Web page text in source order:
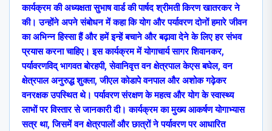
कार्यक्रम की अध्यक्षता सुभाष वार्ड की पार्षद श्रीमती किरण खातरकर ने
की। उन्होंने अपने संबोधन में कहा कि योग और पर्यावरण दोनों हमारे जीवन
का अभिन्न हिस्सा हैं और हमें इन्हें बचाने और बढ़ावा देने के लिए हर संभव
प्रयास करना चाहिए। इस कार्यक्रम में योगाचार्य सागर शिवानकर,
पर्यावरणविद् भागवत बोरहपी, सेवानिवृत्त वन क्षेत्रपाल केएस बघेल, वन
क्षेत्रपाल अनुरुद्ध शुक्ला, जीएल कोडापे वनपाल और अशोक गढ़ेकर
वनरक्षक उपस्थित थे। पर्यावरण संरक्षण के महत्व और योग के स्वास्थ्य
लाभों पर विस्तार से जानकारी दी। कार्यक्रम का मुख्य आकर्षण योगाभ्यास
सत्र था, जिसमें वन क्षेत्रपालों और छात्रों ने पर्यावरण पर आधारित